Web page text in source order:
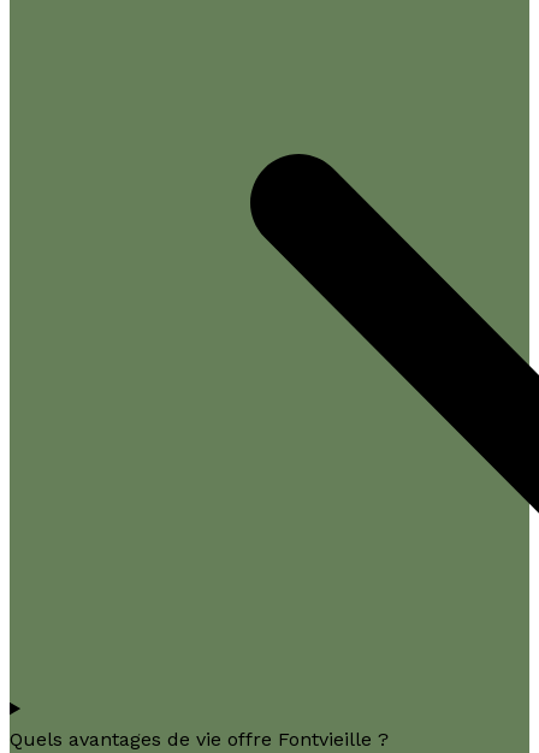
Quels avantages de vie offre Fontvieille ?